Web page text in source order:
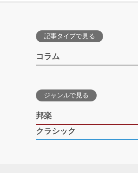
記事タイプで見る
コラム
ジャンルで見る
邦楽
クラシック